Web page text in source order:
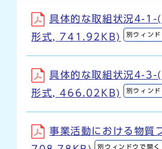
具体的な取組状況4-
形式, 741.92KB)
別ウィンド
具体的な取組状況4-
形式, 466.02KB)
別ウィンド
事業活動における物質
別ウィンドウで開く